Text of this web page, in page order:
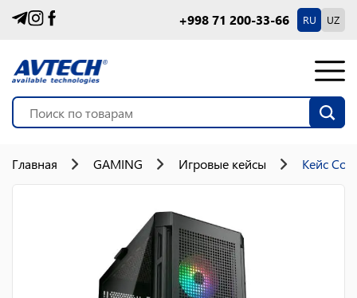
+998 71 200-33-66 RU UZ
Главная GAMING Игровые кейсы Кейс